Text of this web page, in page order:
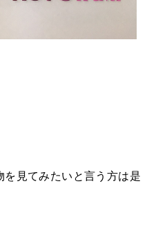
見てみたいと言う方は是